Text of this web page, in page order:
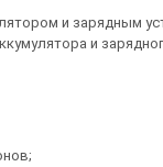
и зарядным
и